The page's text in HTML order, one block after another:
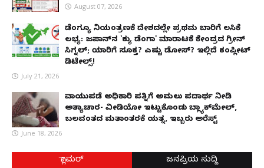
August 07, 2026
ಡೆಂಗ್ಯೂ ನಿಯಂತ್ರಣಕ್ಕೆ ದೇಶದಲ್ಲೇ ಪ್ರಥಮ ಬಾರಿಗೆ ಲಸಿಕೆ
ಲಭ್ಯ: ಜಪಾನ್‌ನ 'ಕ್ಯು ಡೆಂಗಾ' ಮಾರಾಟಕ್ಕೆ ಕೇಂದ್ರದ ಗ್ರೀನ್
ಸಿಗ್ನಲ್; ಯಾರಿಗೆ ಸೂಕ್ತ? ಎಷ್ಟು ಡೋಸ್? ಇಲ್ಲಿದೆ ಕಂಪ್ಲೀಟ್
ಡಿಟೇಲ್ಸ್!
July 21, 2026
ವಾಯುಪಡೆ ಅಧಿಕಾರಿ ಪತ್ನಿಗೆ ಅಮಲು ಪದಾರ್ಥ ನೀಡಿ
ಅತ್ಯಾಚಾರ- ವೀಡಿಯೋ ಇಟ್ಟುಕೊಂಡು ಬ್ಲ್ಯಾಕ್‌ಮೇಲ್,
ಬಲವಂತದ ಮತಾಂತರಕ್ಕೆ ಯತ್ನ, ಇಬ್ಬರು ಅರೆಸ್ಟ್
June 18, 2026
ಗ್ಲಾಮರ್ ಜನಪ್ರಿಯ ಸುದ್ದಿ